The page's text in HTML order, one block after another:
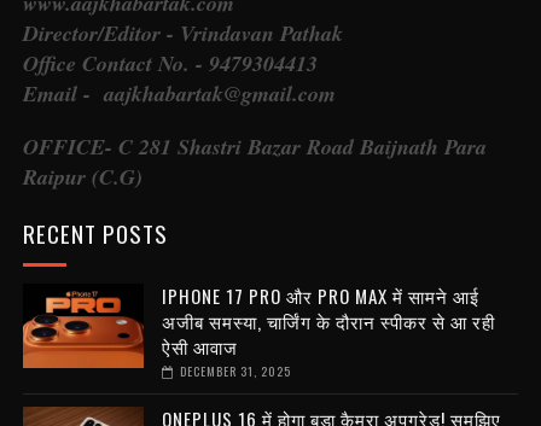
Director/Editor - Vrindavan Pathak
Office Contact No. - 9479304413
Email - aajkhabartak@gmail.com
OFFICE- C 281 Shastri Bazar Road Baijnath Para
Raipur (C.G)
RECENT POSTS
IPHONE 17 PRO और PRO MAX में सामने आई
अजीब समस्या, चार्जिंग के दौरान स्पीकर से आ रही
ऐसी आवाज
DECEMBER 31, 2025
ONEPLUS 16 में होगा बड़ा कैमरा अपग्रेड! समझिए